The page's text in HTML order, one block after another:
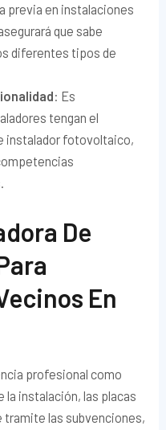
previa en instalaciones
que sabe
diferentes tipos de
: Es
tengan el
instalador fotovoltaico,
De
En
profesional como
la instalación, las placas
tramite las subvenciones,